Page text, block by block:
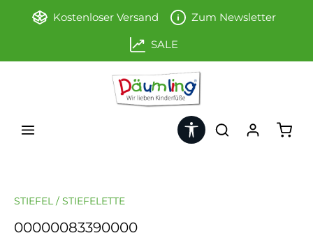
Zum Hauptinhalt springen
Kostenloser Versand Zum Newsletter
SALE
Werkzeugleiste anzeigen
STIEFEL / STIEFELETTE
00000083390000